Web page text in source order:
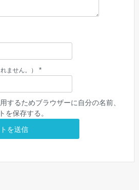
ません。） *
するためブラウザーに自分の名前、
を保存する。